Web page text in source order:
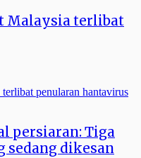
Malaysia terlibat
persiaran: Tiga
sedang dikesan